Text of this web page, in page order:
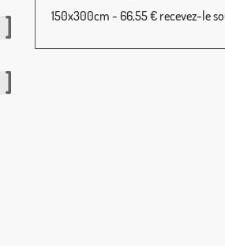
150x300cm - 66,55 € recevez-le